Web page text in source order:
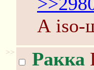
А iso-
>> Ракка